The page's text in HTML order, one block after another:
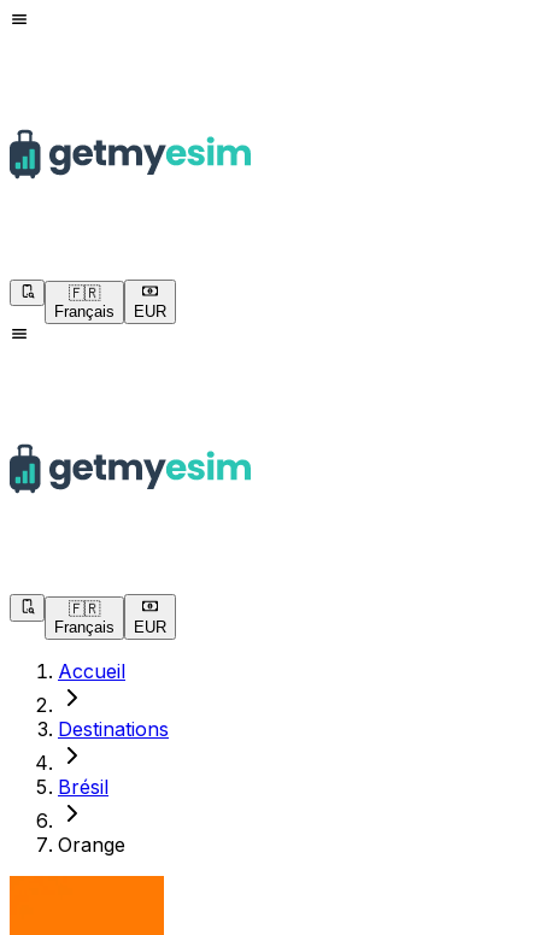
🇫🇷
Français
EUR
🇫🇷
Français
EUR
Accueil
Destinations
Brésil
Orange